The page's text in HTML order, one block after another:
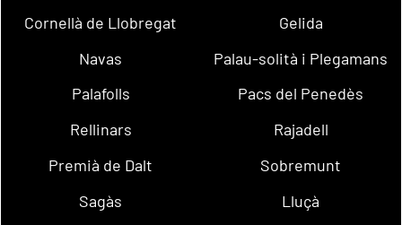
Cornellà de Llobregat
Gelida
Navas
Palau-solità i Plegamans
Palafolls
Pacs del Penedès
Rellinars
Rajadell
Premià de Dalt
Sobremunt
Sagàs
Lluçà